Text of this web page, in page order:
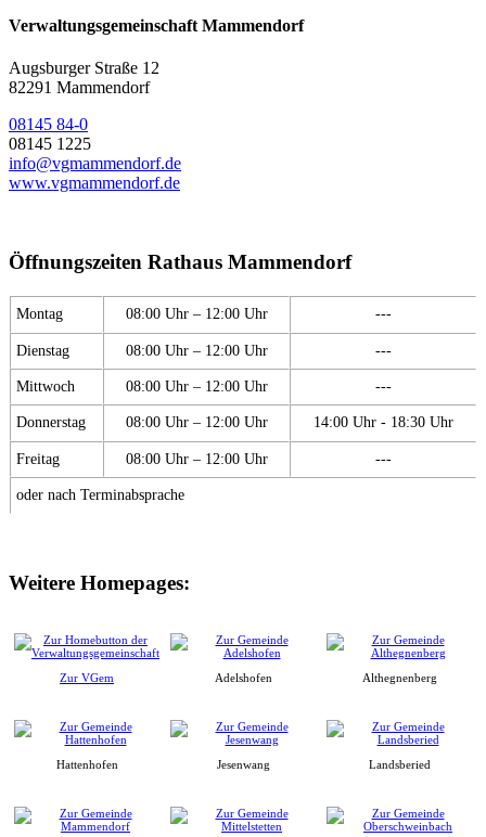
Verwaltungsgemeinschaft Mammendorf
Augsburger Straße 12
82291 Mammendorf
08145 84-0
08145 1225
info@vgmammendorf.de
www.vgmammendorf.de
Öffnungszeiten Rathaus Mammendorf
Montag 08:00 Uhr – 12:00 Uhr ---
Dienstag 08:00 Uhr – 12:00 Uhr ---
Mittwoch 08:00 Uhr – 12:00 Uhr ---
Donnerstag 08:00 Uhr – 12:00 Uhr 14:00 Uhr - 18:30 Uhr
Freitag 08:00 Uhr – 12:00 Uhr ---
oder nach Terminabsprache
Weitere Homepages:
Zur VGem Adelshofen Althegnenberg
Hattenhofen Jesenwang Landsberied